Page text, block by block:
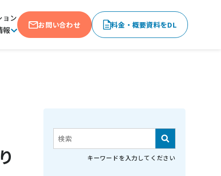
ョン
報 お問い合わせ 料金・概要資料をDL
これは、自動候補機能付きの検索フィール
検索フィールドが空なので、候補はありません。
キーワードを入力してください